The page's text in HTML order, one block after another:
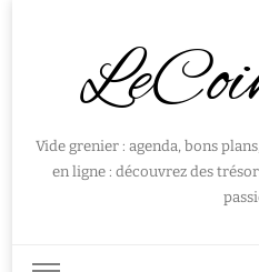
Vide grenier : agenda, bons
en ligne : découvrez des